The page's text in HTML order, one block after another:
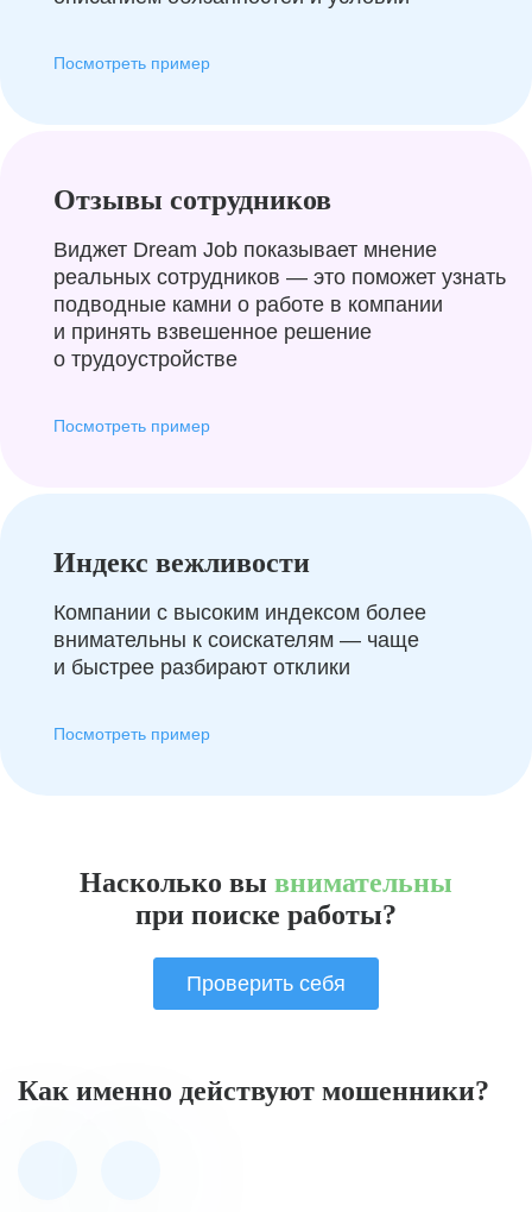
Посмотреть пример
Отзывы сотрудников
Виджет Dream Job показывает мнение
реальных сотрудников — это поможет узнать
подводные камни о работе в компании
и принять взвешенное решение
о трудоустройстве
Посмотреть пример
Индекс вежливости
Компании с высоким индексом более
внимательны к соискателям — чаще
и быстрее разбирают отклики
Посмотреть пример
Насколько вы внимательны
при поиске работы?
Проверить себя
Как именно действуют мошенники?